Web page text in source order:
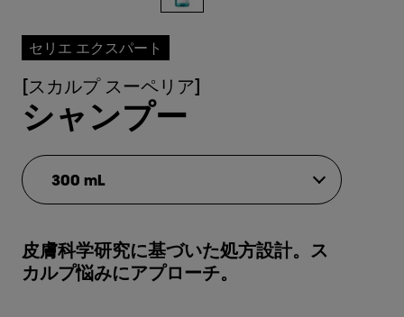
セリエ エクスパート
[スカルプ スーペリア]
シャンプー
皮膚科学研究に基づいた処方設計。ス
カルプ悩みにアプローチ。
300 mL